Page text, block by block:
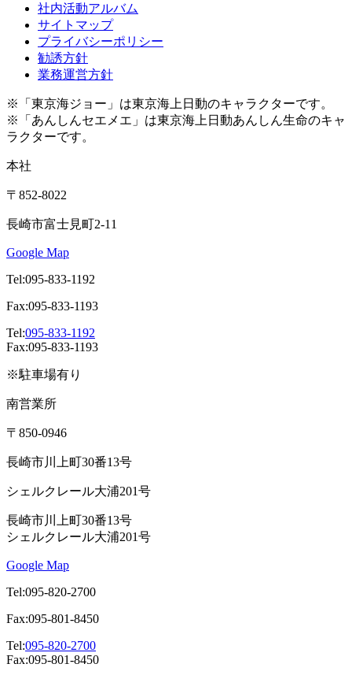
社内活動アルバム
サイトマップ
プライバシーポリシー
勧誘方針
業務運営方針
※「東京海ジョー」は東京海上日動のキャラクターです。
※「あんしんセエメエ」は東京海上日動あんしん生命のキャ
ラクターです。
本社
〒852-8022
長崎市富士見町2-11
Google Map
Tel:095-833-1192
Fax:095-833-1193
Tel:095-833-1192
Fax:095-833-1193
※駐車場有り
南営業所
〒850-0946
長崎市川上町30番13号
シェルクレール大浦201号
長崎市川上町30番13号
シェルクレール大浦201号
Google Map
Tel:095-820-2700
Fax:095-801-8450
Tel:095-820-2700
Fax:095-801-8450